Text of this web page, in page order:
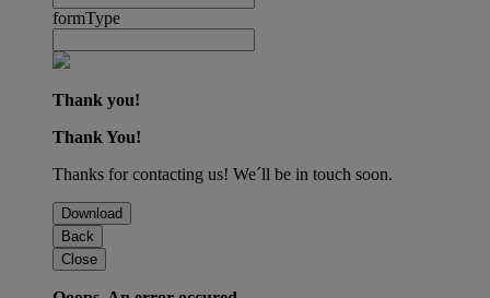
formType
Thank you!
Thank You!
Thanks for contacting us! We´ll be in touch soon.
Download
Back
Close